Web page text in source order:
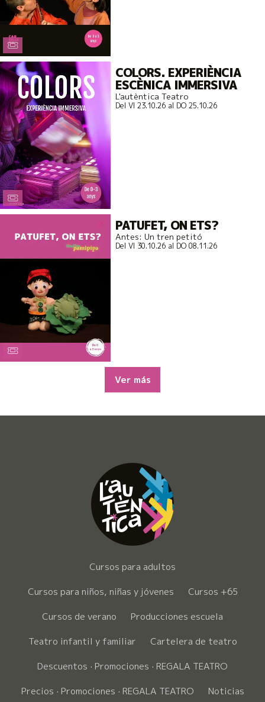
COLORS. EXPERIÈNCIA
ESCÈNICA IMMERSIVA
L'autèntica Teatro
Del VI 23.10.26al DO 25.10.26
PATUFET, ON ETS?
Antes: Un tren petitó
Del VI 30.10.26al DO 08.11.26
Ver más
Cursos para adultos
Cursos para niños, niñas y jóvenes
Cursos +65
Cursos de verano
Producciones escuela
Teatro infantil y familiar
Cartelera de teatro
Descuentos · Promociones · REGALA TEATRO
Precios · Promociones · REGALA TEATRO
Noticias